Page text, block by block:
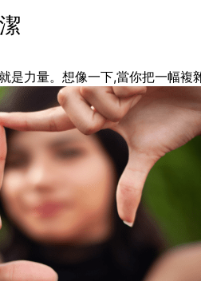
是力量。想像一下,當你把一幅